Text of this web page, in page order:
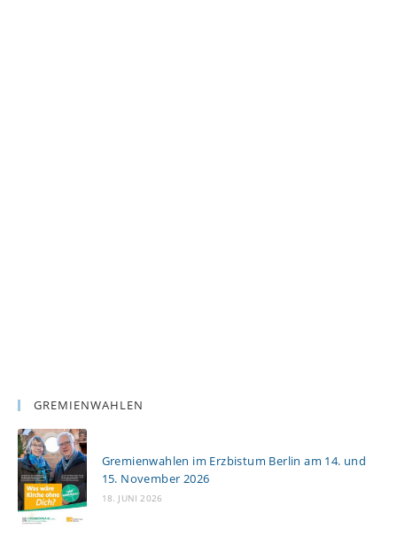
GREMIENWAHLEN
Gremienwahlen im Erzbistum Berlin am 14. und
15. November 2026
18. JUNI 2026